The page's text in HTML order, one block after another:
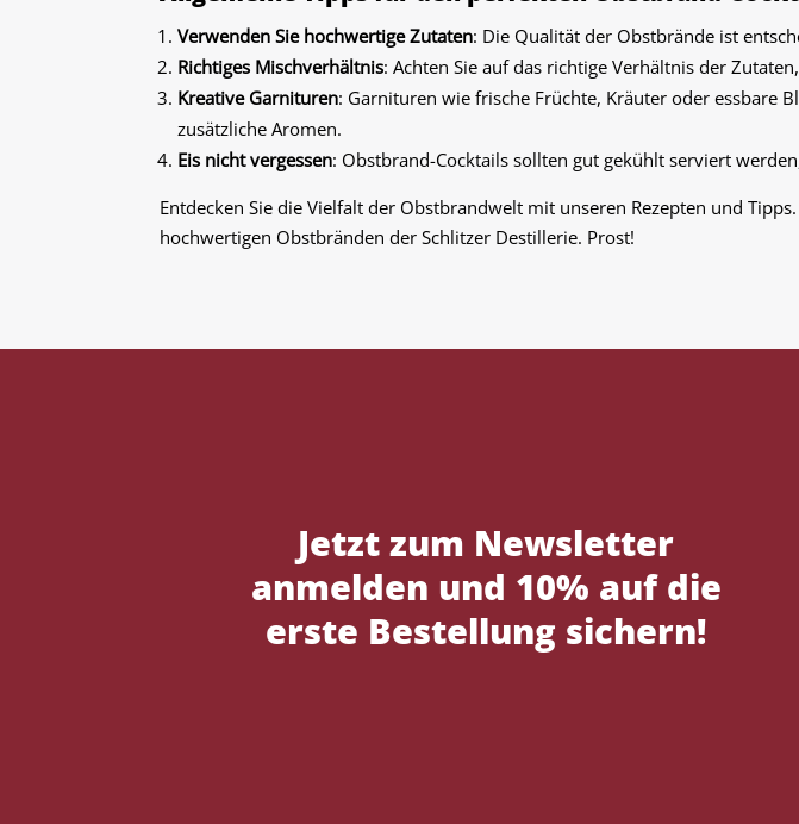
Verwenden Sie hochwertige Zutaten: Die Qualität der Obstbrände ist
Richtiges Mischverhältnis: Achten Sie auf das richtige Verhältnis der
Kreative Garnituren: Garnituren wie frische Früchte, Kräuter oder essbare
zusätzliche Aromen.
Eis nicht vergessen: Obstbrand-Cocktails sollten gut gekühlt serviert
Entdecken Sie die Vielfalt der Obstbrandwelt mit unseren Rezepten und
hochwertigen Obstbränden der Schlitzer Destillerie. Prost!
Jetzt zum Newsletter
anmelden und 10% auf die
erste Bestellung sichern!